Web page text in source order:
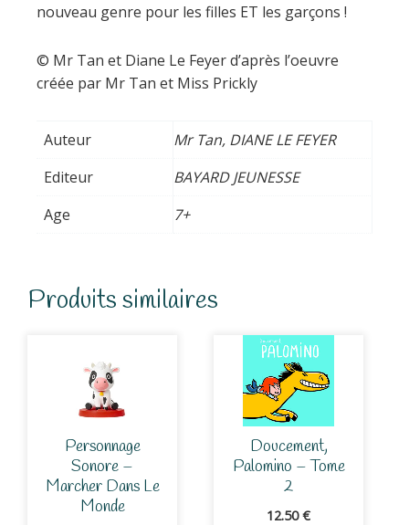
nouveau genre pour les filles ET les garçons !
© Mr Tan et Diane Le Feyer d’après l’oeuvre
créée par Mr Tan et Miss Prickly
Auteur
Mr Tan, DIANE LE FEYER
Editeur
BAYARD JEUNESSE
Age
7+
Produits similaires
Personnage
Sonore –
Marcher Dans Le
Monde
Doucement,
Palomino – Tome
2
12.50€